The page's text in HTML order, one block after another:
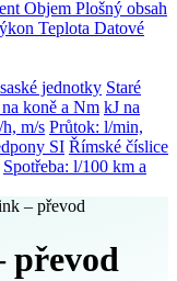
Objem Plošný obsah
Teplota Datové
jednotky Staré
koně a Nm kJ na
m/s Průtok: l/min,
SI Římské číslice
Spotřeba: l/100 km a
– převod
převod